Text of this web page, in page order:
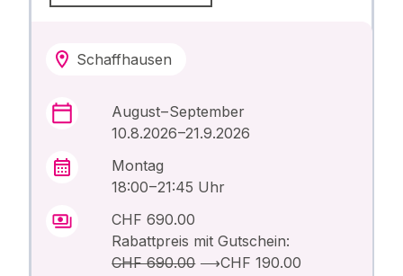
Schaffhausen
August – September
10.8.2026 –21.9.2026
Montag
18:00 – 21:45 Uhr
CHF 690.00
Rabattpreis mit Gutschein:
CHF 690.00⟶CHF 190.00